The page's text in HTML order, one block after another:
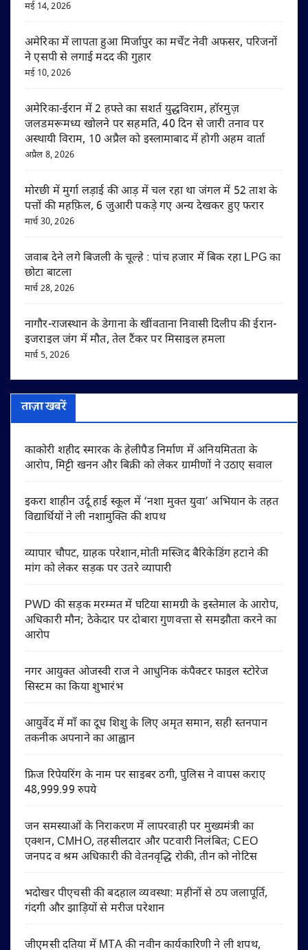
मई 14, 2026
अमेरिका में लापता हुआ मिर्जापुर का मर्चेंट नेवी अफसर, परिजनों
ने एसपी से लगाई मदद की गुहार
मई 10, 2026
अमेरिका-ईरान में 2 हफ्ते का सशर्त युद्धविराम, हॉरमुज़
जलडमरूमध्य खोलने पर सहमति, 40 दिन से जारी तनाव पर
अस्थायी विराम, 10 अप्रैल को इस्लामाबाद में होगी अहम वार्ता
अप्रैल 8, 2026
मोरछी में मुर्गा लड़ाई की आड़ में चल रहा था जंगल में 52 ताश के
पत्तों की महफ़िल, 6 जुआरी पकड़े गए अन्य देखकर हुए फरार
मार्च 30, 2026
जवाब देने लगे बिजली के चूल्हे : पांच हजार में बिक रहा LPG का
छोटा बाटला
मार्च 28, 2026
नागौर-राजस्थान के डेगाना के खींवताना निवासी दिलीप की ईरान-
इजराइल जंग में मौत, तेल टैंकर पर मिसाइल हमला
मार्च 5, 2026
ताज़ा खबरें
काकोरी शहीद स्मारक के हेलीपैड निर्माण में अनियमितता के
आरोप, मिट्टी खनन और बिक्री को लेकर ग्रामीणों ने उठाए सवाल
इकरा शाहीन उर्दू हाई स्कूल में ‘नशा मुक्त युवा’ अभियान के तहत
विद्यार्थियों ने ली नशामुक्ति की शपथ
व्यापार चौपट, ग्राहक परेशान,मोती मस्जिद बैरिकेडिंग हटाने की
मांग को लेकर सड़क पर उतरे व्यापारी
PWD की सड़क मरम्मत में घटिया सामग्री के इस्तेमाल के आरोप,
अधिकारी मौन; ठेकेदार पर दोबारा गुणवत्ता से समझौता करने का
आरोप
नगर आयुक्त ओजस्वी राज ने आधुनिक कंपैक्टर फाइल स्टोरेज
सिस्टम का किया शुभारंभ
आयुर्वेद में माँ का दूध शिशु के लिए अमृत समान, सही स्तनपान
तकनीक अपनाने का आह्वान
फ्रिज रिपेयरिंग के नाम पर साइबर ठगी, पुलिस ने वापस कराए
48,999.99 रुपये
जन समस्याओं के निराकरण में लापरवाही पर मुख्यमंत्री का
एक्शन, CMHO, तहसीलदार और पटवारी निलंबित; CEO
जनपद व श्रम अधिकारी की वेतनवृद्धि रोकी, तीन को नोटिस
भदोखर पीएचसी की बदहाल व्यवस्था: महीनों से ठप जलापूर्ति,
गंदगी और झाड़ियों से मरीज परेशान
जीएमसी दतिया में MTA की नवीन कार्यकारिणी ने ली शपथ,